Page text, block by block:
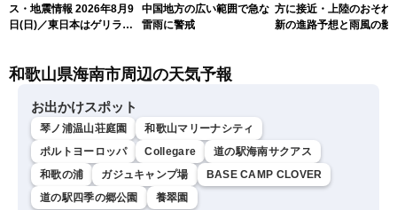
ス・地震情報 2026年8月9
日(日)／東日本はゲリラ雷
ュースLiVEモーニング・魚
中国地方の広い範囲で急な
雷雨に警戒
方に接近・上陸のおそれ
新の進路予想と雨風の影
和歌山県海南市周辺の天気予報
お出かけスポット
琴ノ浦温山荘庭園
和歌山マリーナシティ
ポルトヨーロッパ
Collegare
道の駅海南サクアス
和歌の浦
ガジュキャンプ場
BASE CAMP CLOVER
道の駅四季の郷公園
養翠園